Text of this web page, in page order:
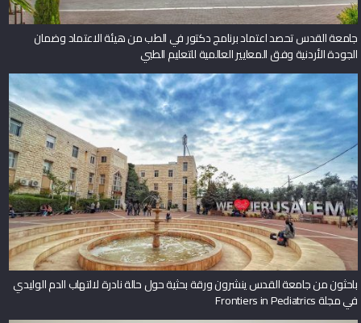
جامعة القدس تحصد اعتماد برنامج دكتور في الطب من هيئة الاعتماد وضمان
الجودة الأردنية وفق المعايير العالمية للتعليم الطبي
باحثون من جامعة القدس ينشرون ورقة بحثية حول حالة نادرة لالتهاب الدم الوليدي
في مجلة Frontiers in Pediatrics